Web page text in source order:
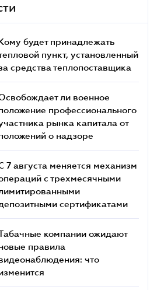
будет принадлежать
пункт, установленный
средства теплопоставщика
ли военное
профессионального
рынка капитала от
о надзоре
7 августа меняется механизм
с трехмесячными
сертификатами
компании ожидают
правила
что